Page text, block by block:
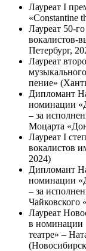
Лауреат I
«Constantine
Лауреат 50-
вокалистов-
Петербург,
Лауреат
пение»
Дипломант
номинации
– за
Моцарта
Лауреат I
вокалистов
2024)
Дипломант
номинации
– за
Чайковского
Лауреат
в номинации
театре» –